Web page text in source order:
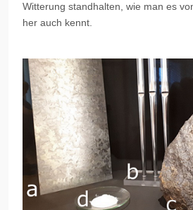
Witterung standhalten, wie man es
her auch kennt.